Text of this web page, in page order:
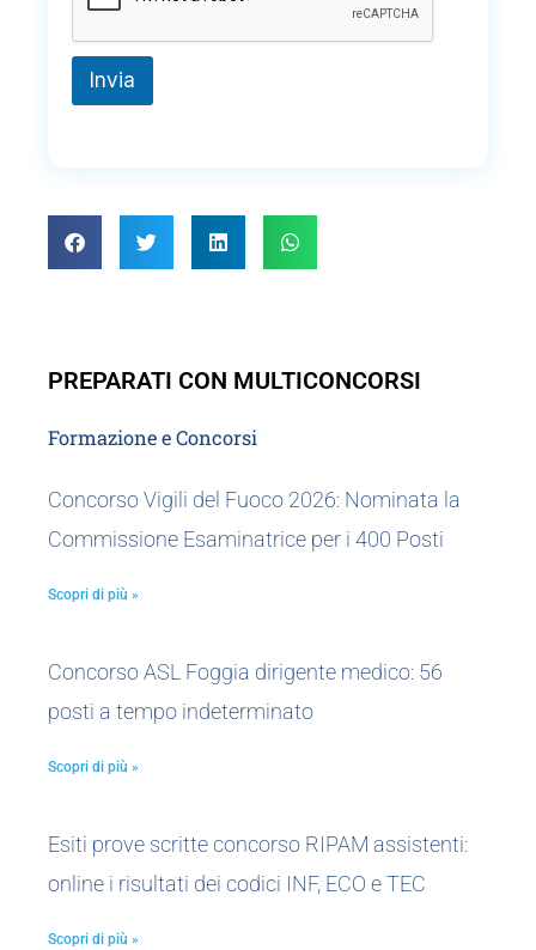
Invia
PREPARATI CON MULTICONCORSI
Formazione e Concorsi
Concorso Vigili del Fuoco 2026: Nominata la
Commissione Esaminatrice per i 400 Posti
Scopri di più »
Concorso ASL Foggia dirigente medico: 56
posti a tempo indeterminato
Scopri di più »
Esiti prove scritte concorso RIPAM assistenti:
online i risultati dei codici INF, ECO e TEC
Scopri di più »